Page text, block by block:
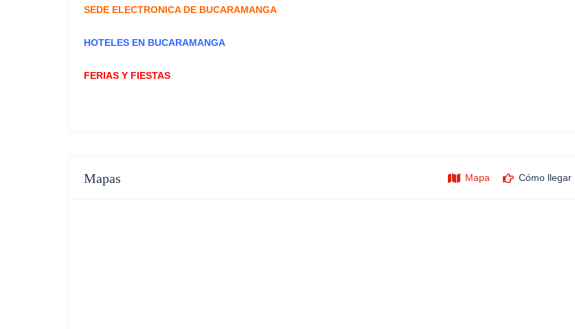
SEDE ELECTRONICA DE BUCARAMANGA
HOTELES EN BUCARAMANGA
FERIAS Y FIESTAS
Mapas Mapa Cómo llegar